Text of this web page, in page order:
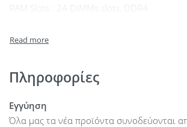
RAM Slots : 24 DIMMs slots, DDR4
Internal Storage (max) : 8 SFF HDD Bays
Internal Raid Controllers : P440
PCI Slots : 2 PCIe Standard
PSU: 2 x 500 W
Πληροφορίες
Εγγύηση
Όλα μας τα νέα προϊόντα συνοδεύονται